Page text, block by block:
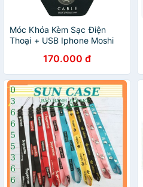
Móc Khóa Kèm Sạc Điện
Thoại + USB Iphone Moshi
170.000 đ